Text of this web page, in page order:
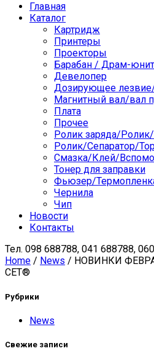
Главная
Каталог
Картридж
Принтеры
Проекторы
Барабан / Драм-юнит
Девелопер
Дозирующее
Магнитный вал/вал
Плата
Прочее
Ролик заряда/
Ролик/Сепаратор/
Смазка/Клей/
Тонер для заправки
Фьюзер/
Чернила
Чип
Новости
Контакты
Тел. 098 688788, 041 688788,
Home / News / НОВИНКИ
CET®
Рубрики
News
Свежие записи